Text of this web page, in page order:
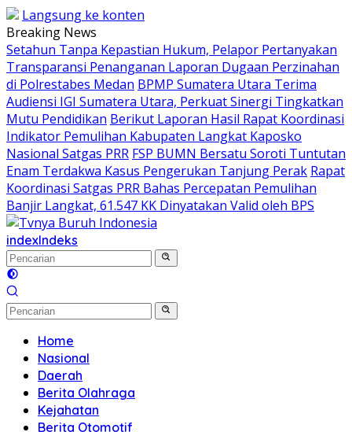
Langsung ke konten
Breaking News
Setahun Tanpa Kepastian Hukum, Pelapor Pertanyakan
Transparansi Penanganan Laporan Dugaan Perzinahan
di Polrestabes Medan BPMP Sumatera Utara Terima
Audiensi IGI Sumatera Utara, Perkuat Sinergi Tingkatkan
Mutu Pendidikan Berikut Laporan Hasil Rapat Koordinasi
Indikator Pemulihan Kabupaten Langkat Kaposko
Nasional Satgas PRR FSP BUMN Bersatu Soroti Tuntutan
Enam Terdakwa Kasus Pengerukan Tanjung Perak Rapat
Koordinasi Satgas PRR Bahas Percepatan Pemulihan
Banjir Langkat, 61.547 KK Dinyatakan Valid oleh BPS
indexIndeks
Home
Nasional
Daerah
Berita Olahraga
Kejahatan
Berita Otomotif